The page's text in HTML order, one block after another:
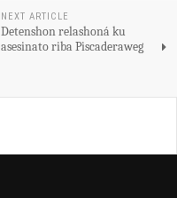
NEXT ARTICLE
Detenshon relashoná ku
asesinato riba Piscaderaweg